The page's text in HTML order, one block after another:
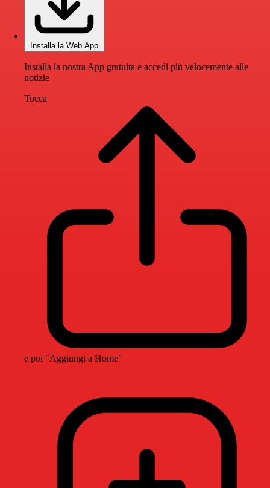
Installa la Web App
Installa la nostra App gratuita e accedi più velocemente alle
notizie
Tocca
e poi "Aggiungi a Home"